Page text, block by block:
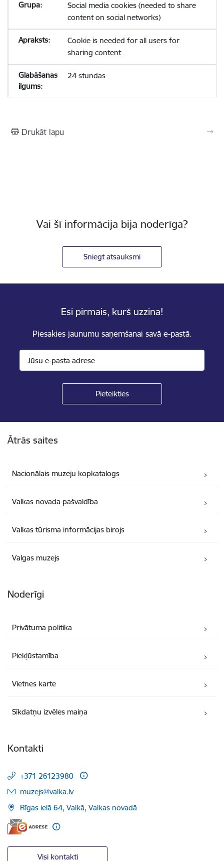
Social media cookies (needed to share
content on social networks)
Cookie is needed for all users for
sharing content
24 stundas
Drukāt lapu
Vai šī informācija bija noderīga?
Sniegt atsauksmi
Esi pirmais, kurš uzzina!
Piesakies jaunumu saņemšanai savā e-pastā.
Ātrās saites
Nacionālais muzeju kopkatalogs
Valkas novada pašvaldība
Valkas tūrisma informācijas birojs
Valgas muzejs
Noderīgi
Privātuma politika
Piekļūstamība
Vietnes karte
Sīkdatņu izvēles maiņa
Kontakti
+371 26123980
E-pasts:
muzejs@valka.lv
Rīgas ielā 64, Valkā, Valkas novadā
Visi kontakti